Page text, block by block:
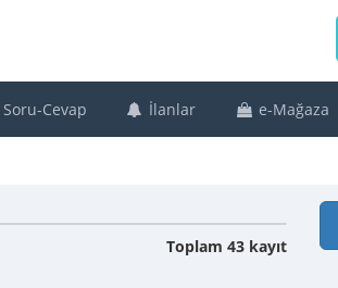
Soru-Cevap İlanlar e-Mağaza
Toplam 43 kayıt